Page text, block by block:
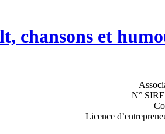
chansons et
N°
Licence